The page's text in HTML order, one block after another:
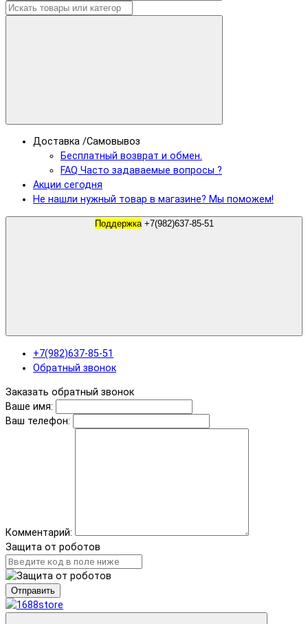
Доставка /Самовывоз
Бесплатный возврат и обмен.
FAQ Часто задаваемые вопросы ?
Акции сегодня
Не нашли нужный товар в магазине? Мы поможем!
Поддержка +7(982)637-85-51
+7(982)637-85-51
Обратный звонок
Заказать обратный звонок
Ваше имя:
Ваш телефон:
Комментарий:
Защита от роботов
Отправить